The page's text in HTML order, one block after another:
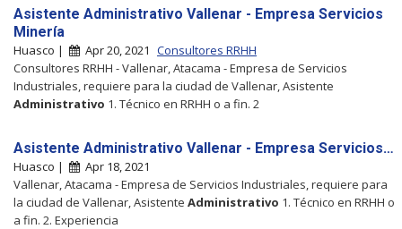
Asistente Administrativo Vallenar - Empresa Servicios
Minería
Huasco | Apr 20, 2021 Consultores RRHH
Consultores RRHH - Vallenar, Atacama - Empresa de Servicios
Industriales, requiere para la ciudad de Vallenar, Asistente
Administrativo 1. Técnico en RRHH o a fin. 2
Asistente Administrativo Vallenar - Empresa Servicios…
Huasco |
Apr 18, 2021
Vallenar, Atacama - Empresa de Servicios Industriales, requiere para
la ciudad de Vallenar, Asistente Administrativo 1. Técnico en RRHH o
a fin. 2. Experiencia